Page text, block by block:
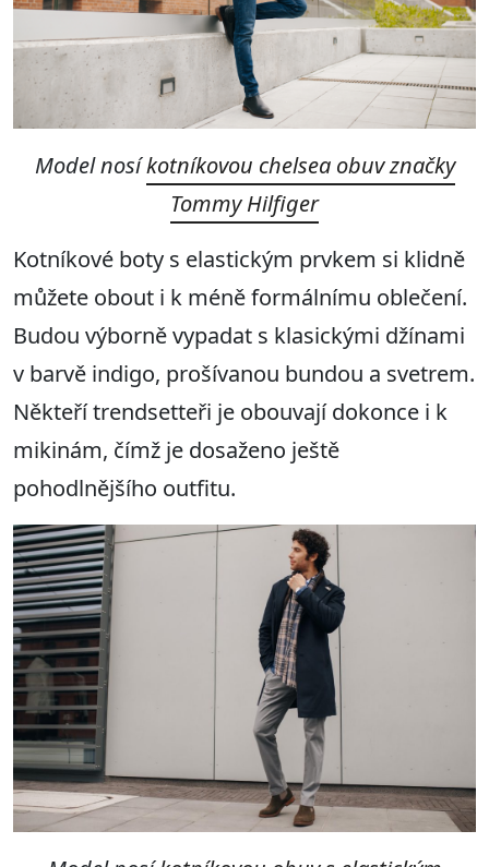
Model nosíkotníkovou chelsea obuv značky
Tommy Hilfiger
Kotníkové boty s elastickým prvkem si klidně
můžete obout i k méně formálnímu oblečení.
Budou výborně vypadat s klasickými džínami
v barvě indigo, prošívanou bundou a svetrem.
Někteří trendsetteři je obouvají dokonce i k
mikinám, čímž je dosaženo ještě
pohodlnějšího outfitu.